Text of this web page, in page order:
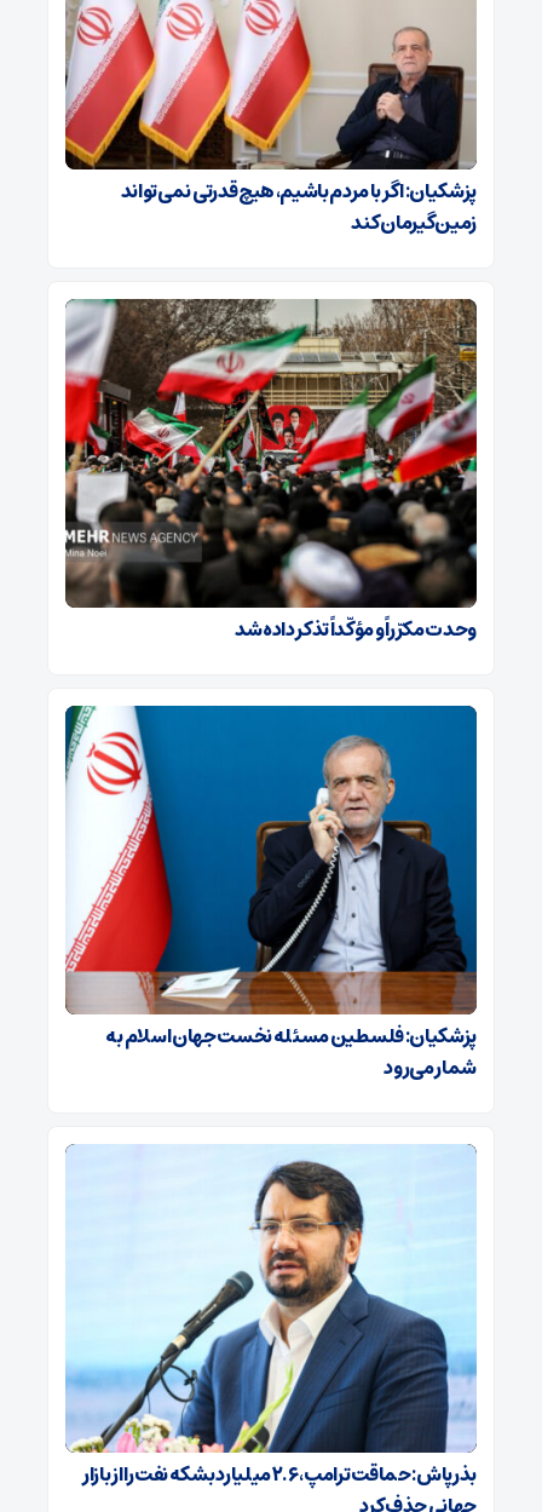
پزشکیان: اگر با مردم باشیم، هیچ قدرتی نمی‌تواند
زمین‌گیرمان کند
وحدت مکرّراً و مؤکّداً تذکر داده شد
پزشکیان: فلسطین مسئله نخست جهان اسلام به
شمار می‌رود
بذرپاش: حماقت ترامپ، ۲.۶ میلیارد بشکه نفت را از بازار